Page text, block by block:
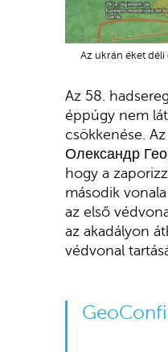
Az ukrán éket
Az 58.
éppúgy nem
csökkenése.
Олександр
hogy a
második
az első
az akadályon
védvonal